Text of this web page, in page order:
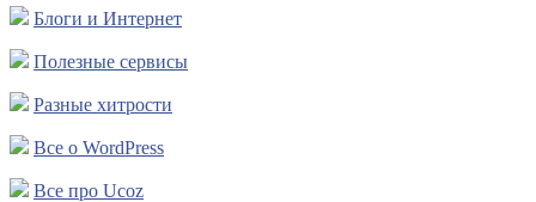
Блоги и Интернет
Полезные сервисы
Разные хитрости
Все о WordPress
Все про Ucoz